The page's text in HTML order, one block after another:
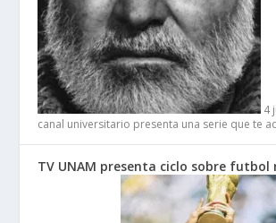
4
canal universitario presenta una serie que te
TV UNAM presenta ciclo sobre futbol